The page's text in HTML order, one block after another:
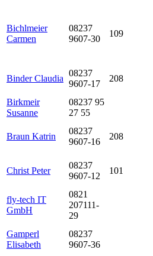
Bichlmeier
Carmen
08237
9607-30
109
Binder Claudia
08237
9607-17
208
Birkmeir
Susanne
08237 95
27 55
Braun Katrin
08237
9607-16
208
Christ Peter
08237
9607-12
101
fly-tech IT
GmbH
0821
207111-
29
Gamperl
Elisabeth
08237
9607-36